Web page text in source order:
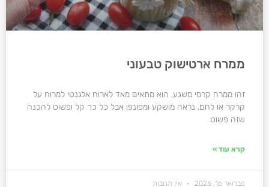
ממרח ארטישוק טבעוני
זהו ממרח קרמי משגע, הוא מתאים מאד לארוח אלגנטי למרוח על
קרקר או לחם. נראה מושקע ומפונפן אבל כל כך קל ופשוט להכנה
שזה פשוט
קרא עוד »
פברואר 16, 2026 אין תגובות